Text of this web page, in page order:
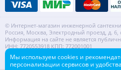
© Интернет-магазин инженерной
Россия, Москва, Электродный проезд, д. 6,
Информация на сайте не является
ИНН: 7720553918 КПП: 772001001
Контакты Карта сайта
Мы используем cookies и
персонализации сервисов и